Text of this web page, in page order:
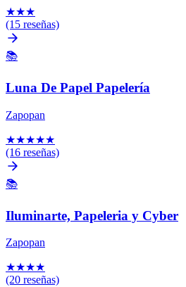
★★★
(15 reseñas)
📚
Luna De Papel Papelería
Zapopan
★★★★★
(16 reseñas)
📚
Iluminarte, Papeleria y Cyber
Zapopan
★★★★
(20 reseñas)